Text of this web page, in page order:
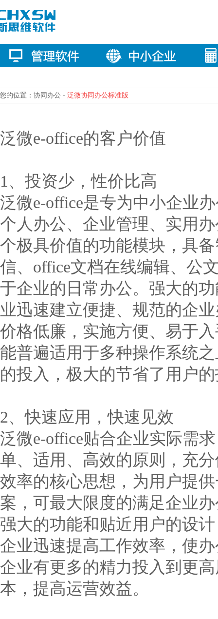
的位置：协同办公 - 泛微协同办公标准版
泛微e-office的客户价值
1、投资少，性价比高
泛微e-office是专为中小企业
个人办公、企业管理、实用
个极具价值的功能模块，具
信、office文档在线编辑、公
于企业的日常办公。强大的
业迅速建立便捷、规范的企
价格低廉，实施方便、易于
能普遍适用于多种操作系统
的投入，极大的节省了用户
2、快速应用，快速见效
泛微e-office贴合企业实际需
单、适用、高效的原则，充
效率的核心思想，为用户提
案，可最大限度的满足企业
强大的功能和贴近用户的设
企业迅速提高工作效率，使
企业有更多的精力投入到更
本，提高运营效益。